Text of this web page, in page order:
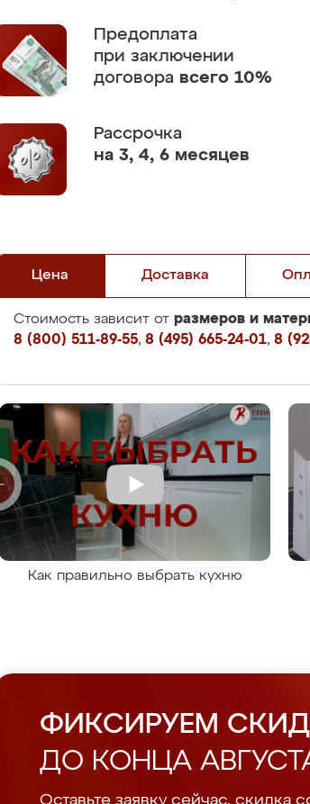
Предоплата
при заключении
договора всего 10%
Рассрочка
на 3, 4, 6 месяцев
Цена Доставка
Стоимость зависит от размеров и
8 (800) 511-89-55, 8 (495) 665-24-01, 8
Как правильно выбрать кухню
ФИКСИРУЕМ
ДО КОНЦА
Оставьте заявку сейчас, скидка